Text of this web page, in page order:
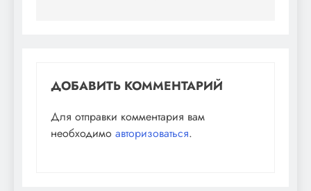
ДОБАВИТЬ КОММЕНТАРИЙ
Для отправки комментария вам
необходимо авторизоваться.